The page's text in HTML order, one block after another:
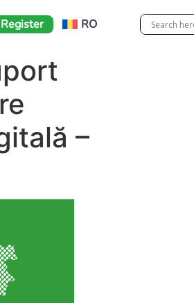
Register RO
–